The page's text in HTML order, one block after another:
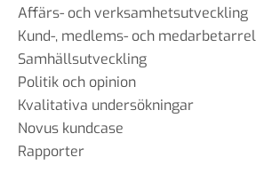
Affärs- och verksamhetsutveckling
Kund-, medlems- och
Samhällsutveckling
Politik och opinion
Kvalitativa undersökningar
Novus kundcase
Rapporter